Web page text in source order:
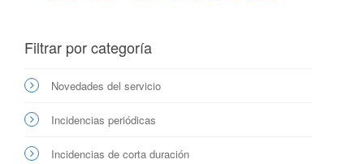
Filtrar por categoría
Novedades del servicio
Incidencias periódicas
Incidencias de corta duración